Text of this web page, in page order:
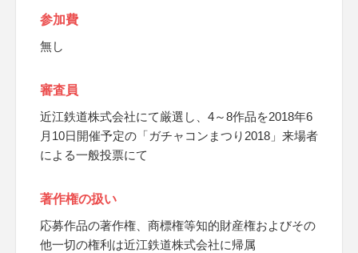
参加費
無し
審査員
近江鉄道株式会社にて厳選し、4～8作品を2018年6
月10日開催予定の「ガチャコンまつり2018」来場者
による一般投票にて
著作権の扱い
応募作品の著作権、商標権等知的財産権およびその
他一切の権利は近江鉄道株式会社に帰属